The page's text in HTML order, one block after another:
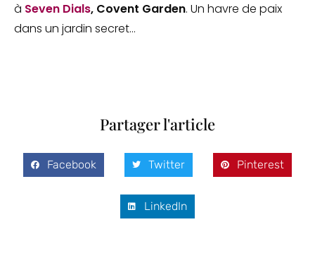
à Seven Dials, Covent Garden. Un havre de paix
dans un jardin secret…
Partager l'article
Facebook Twitter Pinterest
LinkedIn